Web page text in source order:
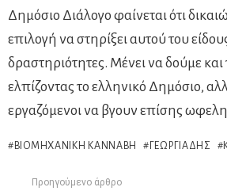
Δημόσιο Διάλογο φαίνεται ότι
επιλογή να στηρίξει αυτού του
δραστηριότητες. Μένει να δούμε και
ελπίζοντας το ελληνικό Δημόσιο,
εργαζόμενοι να βγουν επίσης
ΒΙΟΜΗΧΑΝΙΚΉ ΚΆΝΝΑΒΗ ΓΕΩΡΓΙΆΔΗΣ
Προηγούμενο άρθρο